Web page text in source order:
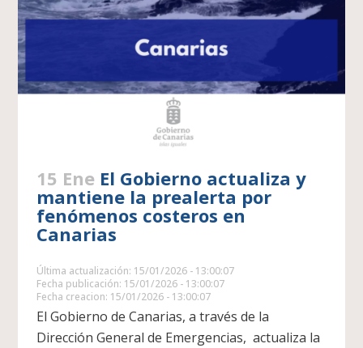
15 Ene El Gobierno actualiza y
mantiene la prealerta por
fenómenos costeros en
Canarias
Última actualización: 15/01/2026 - 13:00:07
Fecha publicación: 15/01/2026 - 13:00:07
Fecha creacion: 15/01/2026 - 13:00:07
El Gobierno de Canarias, a través de la
Dirección General de Emergencias, actualiza la